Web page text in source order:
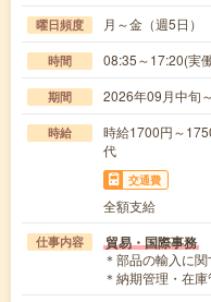
曜日頻度 月～金（週5日
時間 08:35～17:20(実
期間 2026年09月中旬
時給
時給1700円～
代
交通費
全額支給
仕事内容 貿易・国際事務
＊部品の輸入に
＊納期管理・在